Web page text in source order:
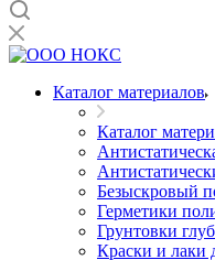
Каталог материалов
Каталог
Безыскровый
Герметики
Грунтовки
Краски и лаки